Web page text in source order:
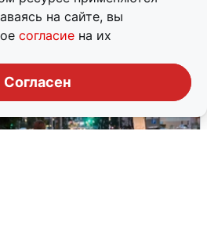
на сайте, вы
согласие на их
Согласен